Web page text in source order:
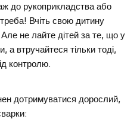
до рукоприкладства або
Вчіть свою дитину
не лайте дітей за те, що у
а втручайтеся тільки тоді,
контролю.
дотримуватися дорослий,